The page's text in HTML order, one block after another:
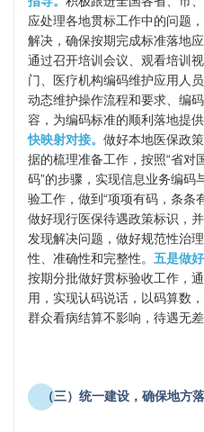
应处理各地贯标工作中的问题
解决，确保按期完成标准落地应
通过召开培训会议、观看培训
门、医疗机构编码维护应用人
动态维护操作流程和要求、编
容，为编码标准的顺利落地提
快映射对接。 做好本地医保政
据的梳理准备工作，按照“省对
码”的步骤，实现信息业务编码
验工作，做到“项项有码，条条有
做好现行医保待遇政策标识，
发现解决问题，做好规范性治
性、准确性和完整性。 五是做好
按期分批做好贯标验收工作，
用，实现认码说话，以码算数
群众看病结算不影响，待遇无差
（三）统一建设，确保地方